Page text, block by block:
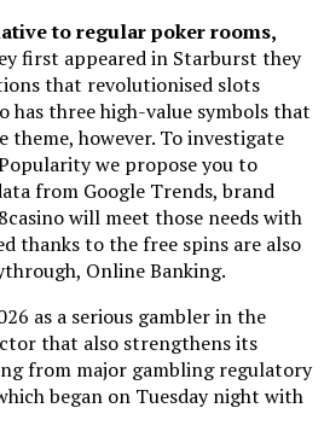
to regular poker rooms,
first appeared in Starburst they
that revolutionised slots
has three high-value symbols that
however. To investigate
we propose you to
from Google Trends, brand
will meet those needs with
thanks to the free spins are also
Online Banking.
as a serious gambler in the
that also strengthens its
from major gambling regulatory
began on Tuesday night with